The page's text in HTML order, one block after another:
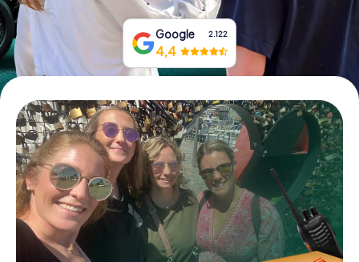
Google 2.122
4,4